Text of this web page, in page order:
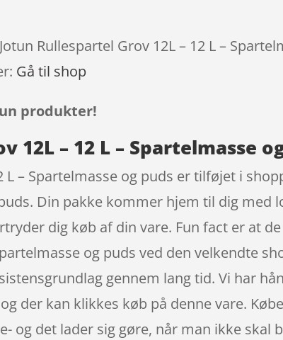
Rullespartel Grov 12L – 12 L –
Gå til shop
produkter!
12L – 12 L – Spartelmasse
L – Spartelmasse og puds er tilføjet i
Din pakke kommer hjem til dig med
dig køb af din vare. Fun fact er at
og puds ved den velkendte
gennem lang tid. Vi har
der kan klikkes køb på denne vare.
og det lader sig gøre, når man ikke